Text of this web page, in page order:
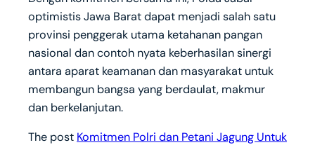
optimistis Jawa Barat dapat menjadi salah satu
provinsi penggerak utama ketahanan pangan
nasional dan contoh nyata keberhasilan sinergi
antara aparat keamanan dan masyarakat untuk
membangun bangsa yang berdaulat, makmur
dan berkelanjutan.
The post Komitmen Polri dan Petani Jagung Untuk